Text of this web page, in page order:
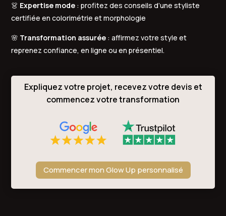
👗 Expertise mode : profitez des conseils d’une styliste
certifiée en colorimétrie et morphologie
🌸 Transformation assurée : affirmez votre style et
reprenez confiance, en ligne ou en présentiel.
Expliquez votre projet, recevez votre devis et
commencez votre transformation
Commencer mon Glow Up personnalisé